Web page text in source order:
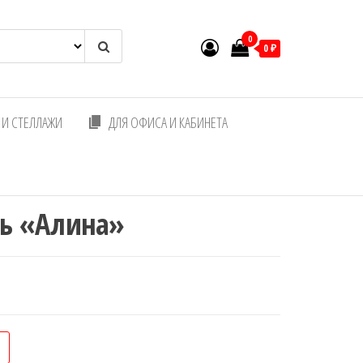
0
0 ₽
СТЕЛЛАЖИ ДЛЯ ОФИСА И КАБИНЕТА
«Алина»